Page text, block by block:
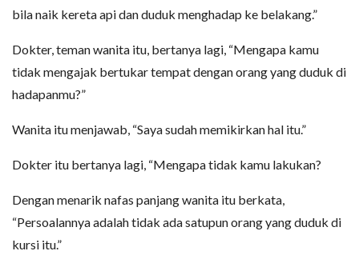
bila naik kereta api dan duduk menghadap ke belakang.”
Dokter, teman wanita itu, bertanya lagi, “Mengapa kamu
tidak mengajak bertukar tempat dengan orang yang duduk di
hadapanmu?”
Wanita itu menjawab, “Saya sudah memikirkan hal itu.”
Dokter itu bertanya lagi, “Mengapa tidak kamu lakukan?
Dengan menarik nafas panjang wanita itu berkata,
“Persoalannya adalah tidak ada satupun orang yang duduk di
kursi itu.”